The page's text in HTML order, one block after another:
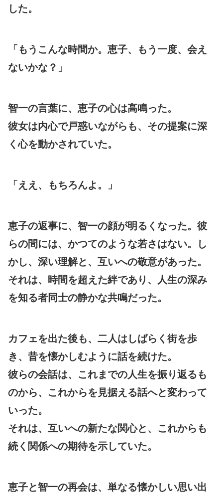
した。
「もうこんな時間か。恵子、もう一度、会え
ないかな？」
智一の言葉に、恵子の心は高鳴った。
彼女は内心で戸惑いながらも、その提案に深
く心を動かされていた。
「ええ、もちろんよ。」
恵子の返事に、智一の顔が明るくなった。彼
らの間には、かつてのような若さはない。し
かし、深い理解と、互いへの敬意があった。
それは、時間を超えた絆であり、人生の深み
を知る者同士の静かな共鳴だった。
カフェを出た後も、二人はしばらく街を歩
き、昔を懐かしむように話を続けた。
彼らの会話は、これまでの人生を振り返るも
のから、これからを見据える話へと変わって
いった。
それは、互いへの新たな関心と、これからも
続く関係への期待を示していた。
恵子と智一の再会は、単なる懐かしい思い出